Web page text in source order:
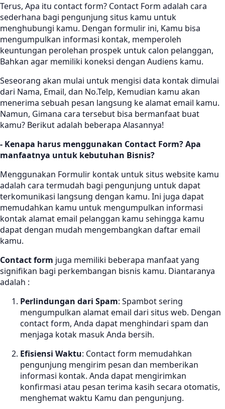
Terus, Apa itu contact form? Contact Form adalah cara
sederhana bagi pengunjung situs kamu untuk
menghubungi kamu. Dengan formulir ini, Kamu bisa
mengumpulkan informasi kontak, memperoleh
keuntungan perolehan prospek untuk calon pelanggan,
Bahkan agar memiliki koneksi dengan Audiens kamu.
Seseorang akan mulai untuk mengisi data kontak dimulai
dari Nama, Email, dan No.Telp, Kemudian kamu akan
menerima sebuah pesan langsung ke alamat email kamu.
Namun, Gimana cara tersebut bisa bermanfaat buat
kamu? Berikut adalah beberapa Alasannya!
- Kenapa harus menggunakan Contact Form? Apa
manfaatnya untuk kebutuhan Bisnis?
Menggunakan Formulir kontak untuk situs website kamu
adalah cara termudah bagi pengunjung untuk dapat
terkomunikasi langsung dengan kamu. Ini juga dapat
memudahkan kamu untuk mengumpulkan informasi
kontak alamat email pelanggan kamu sehingga kamu
dapat dengan mudah mengembangkan daftar email
kamu.
Contact form juga memiliki beberapa manfaat yang
signifikan bagi perkembangan bisnis kamu. Diantaranya
adalah :
Perlindungan dari Spam: Spambot sering
mengumpulkan alamat email dari situs web. Dengan
contact form, Anda dapat menghindari spam dan
menjaga kotak masuk Anda bersih.
Efisiensi Waktu: Contact form memudahkan
pengunjung mengirim pesan dan memberikan
informasi kontak. Anda dapat mengirimkan
konfirmasi atau pesan terima kasih secara otomatis,
menghemat waktu Kamu dan pengunjung.